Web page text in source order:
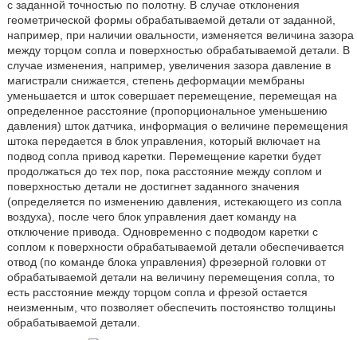
с заданной точностью по полотну. В случае отклонения
геометрической формы обрабатываемой детали от заданной,
например, при наличии овальности, изменяется величина зазора
между торцом сопла и поверхностью обрабатываемой детали. В
случае изменения, например, увеличения зазора давление в
магистрали снижается, степень деформации мембраны
уменьшается и шток совершает перемещение, перемещая на
определенное расстояние (пропорциональное уменьшению
давления) шток датчика, информация о величине перемещения
штока передается в блок управления, который включает на
подвод сопла привод каретки. Перемещение каретки будет
продолжаться до тех пор, пока расстояние между соплом и
поверхностью детали не достигнет заданного значения
(определяется по изменению давления, истекающего из сопла
воздуха), после чего блок управления дает команду на
отключение привода. Одновременно с подводом каретки с
соплом к поверхности обрабатываемой детали обеспечивается
отвод (по команде блока управления) фрезерной головки от
обрабатываемой детали на величину перемещения сопла, то
есть расстояние между торцом сопла и фрезой остается
неизменным, что позволяет обеспечить постоянство толщины
обрабатываемой детали.